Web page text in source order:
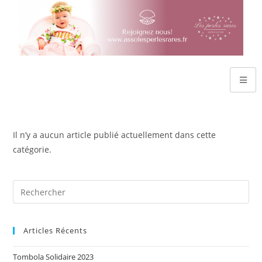
Il n’y a aucun article publié actuellement dans cette
catégorie.
Articles Récents
Tombola Solidaire 2023